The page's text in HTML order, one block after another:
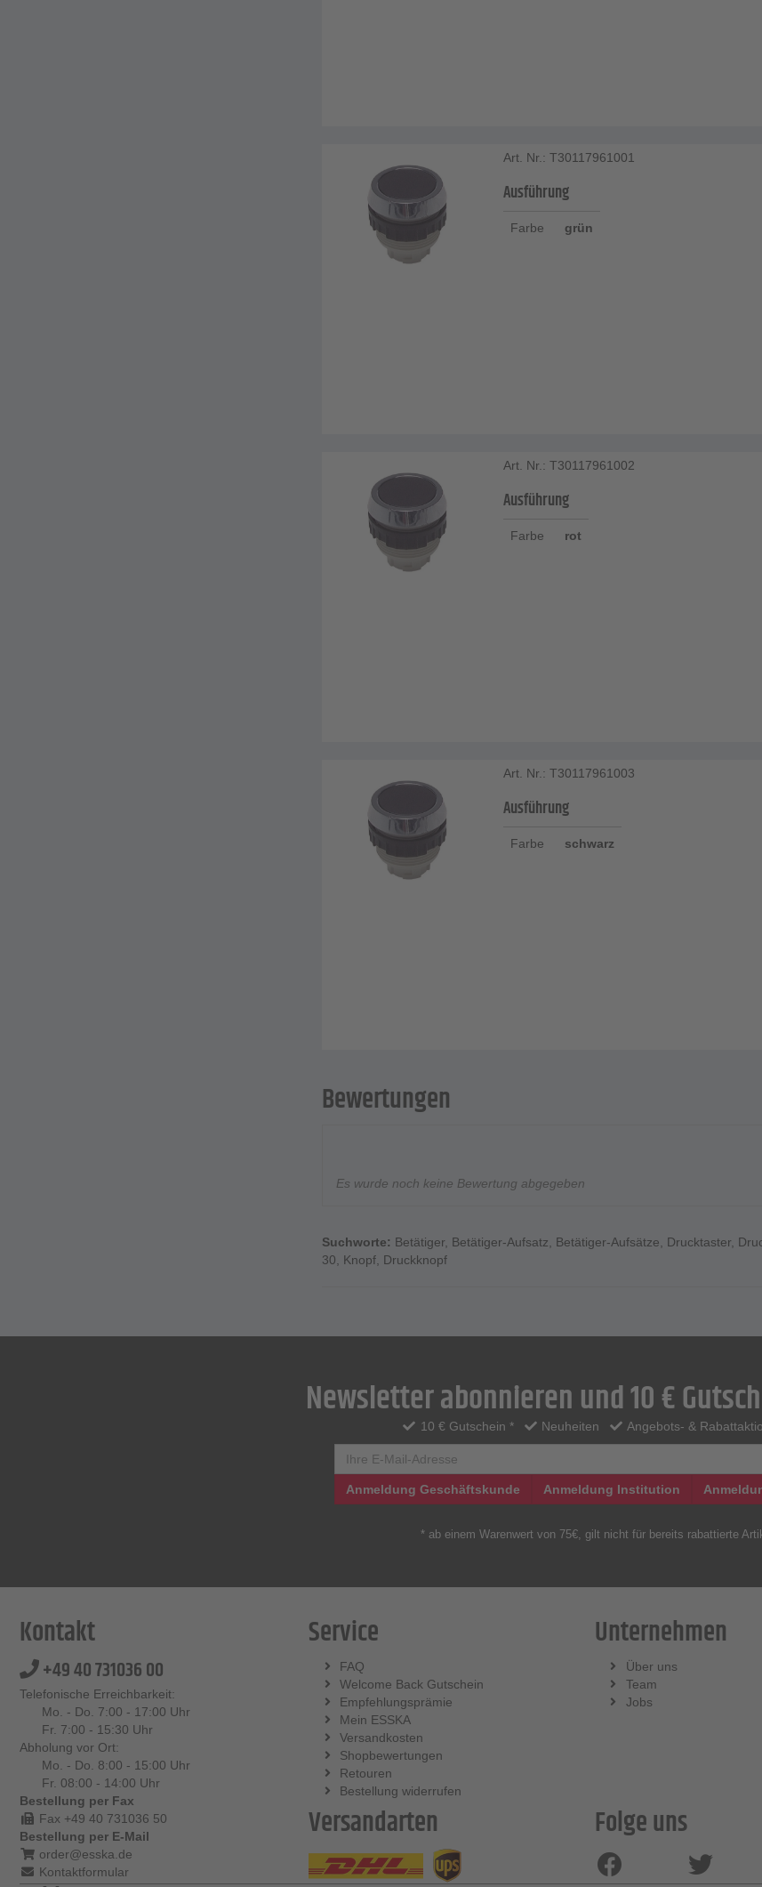
Art. Nr.: T30117961001
Ausführung
Farbe grün
Art. Nr.: T30117961002
Ausführung
Farbe rot
Art. Nr.: T30117961003
Ausführung
Farbe schwarz
Bewertungen
Es wurde noch keine Bewertung abgegeben
Suchworte: Betätiger Betätiger-Aufsatz Betätiger-Aufsätze Drucktaster
30
Knopf Druckknopf
Newsletter abonnieren und 10 €
10 € Gutschein * Neuheiten Angebots- &
Anmeldung Geschäftskunde Anmeldung Institution
* ab einem Warenwert von 75€, gilt nicht für bereits rabattierte
Kontakt
+49 40 731036 00
Telefonische Erreichbarkeit:
Mo. - Do. 7:00 - 17:00 Uhr
Fr. 7:00 - 15:30 Uhr
Abholung vor Ort:
Mo. - Do. 8:00 - 15:00 Uhr
Fr. 08:00 - 14:00 Uhr
Bestellung per Fax
Fax +49 40 731036 50
Bestellung per E-Mail
order@esska.de
Kontaktformular
Service
FAQ
Welcome Back Gutschein
Empfehlungsprämie
Mein ESSKA
Versandkosten
Shopbewertungen
Retouren
Bestellung widerrufen
Unternehmen
Über uns
Team
Jobs
Versandarten
Folge uns